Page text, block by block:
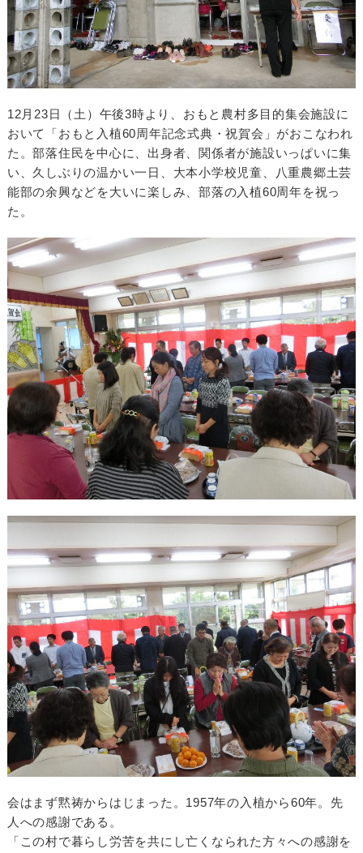
12月23日（土）午後3時より、おもと農村多目的集会施設に
おいて「おもと入植60周年記念式典・祝賀会」がおこなわれ
た。部落住民を中心に、出身者、関係者が施設いっぱいに集
い、久しぶりの温かい一日、大本小学校児童、八重農郷土芸
能部の余興などを大いに楽しみ、部落の入植60周年を祝っ
た。
会はまず黙祷からはじまった。1957年の入植から60年。先
人への感謝である。
「この村で暮らし労苦を共にし亡くなられた方々への感謝を